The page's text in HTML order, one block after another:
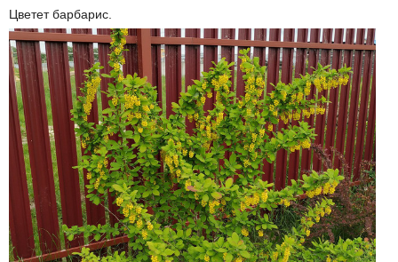
Цветет барбарис.